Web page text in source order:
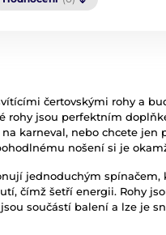
čertovskými rohy a
rohy jsou perfektním
karneval, nebo chcete jen
nošení si je
jednoduchým
čímž šetří energii. Rohy
součástí balení a lze je